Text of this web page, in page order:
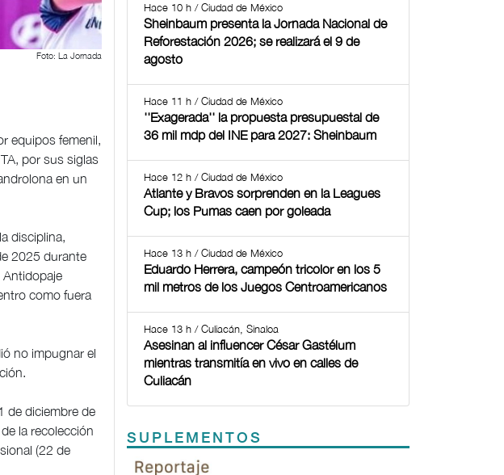
Foto: La Jornada
equipos femenil,
por sus siglas
en un
disciplina,
2025 durante
como fuera
no impugnar el
de diciembre de
la recolección
(22 de
Hace 10 h / Ciudad de México
Sheinbaum presenta la Jornada Nacional de
Reforestación 2026; se realizará el 9 de
agosto
Hace 11 h / Ciudad de México
''Exagerada'' la propuesta presupuestal de
36 mil mdp del INE para 2027: Sheinbaum
Hace 12 h / Ciudad de México
Atlante y Bravos sorprenden en la Leagues
Cup; los Pumas caen por goleada
Hace 13 h / Ciudad de México
Eduardo Herrera, campeón tricolor en los 5
mil metros de los Juegos Centroamericanos
Hace 13 h / Culiacán, Sinaloa
Asesinan al influencer César Gastélum
mientras transmitía en vivo en calles de
Culiacán
SUPLEMENTOS